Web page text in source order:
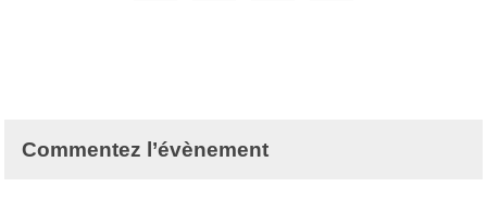
Commentez l’évènement